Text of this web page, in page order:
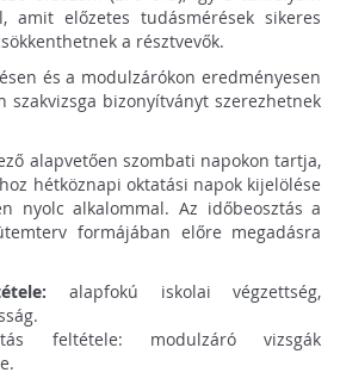
amit előzetes tudásmérések sikeres
a résztvevők.
és a modulzárókon eredményesen
szakvizsga bizonyítványt szerezhetnek
alapvetően szombati napokon tartja,
hétköznapi oktatási napok kijelölése
nyolc alkalommal. Az időbeosztás a
formájában előre megadásra
alapfokú iskolai végzettség,
feltétele: modulzáró vizsgák